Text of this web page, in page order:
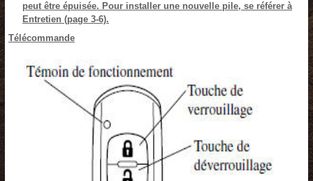
peut être épuisée. Pour installer une nouvelle pile, se référer à
Entretien (page 3-6).
Télécommande